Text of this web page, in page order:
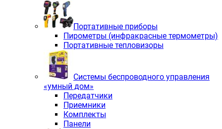
Портативные приборы
Пирометры (инфракрасные термометры)
Портативные тепловизоры
Системы беспроводного управления
«умный дом»
Передатчики
Приемники
Комплекты
Панели